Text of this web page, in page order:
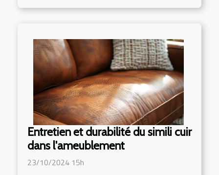
Entretien et durabilité du simili cuir
dans l'ameublement
23/10/2024 15h